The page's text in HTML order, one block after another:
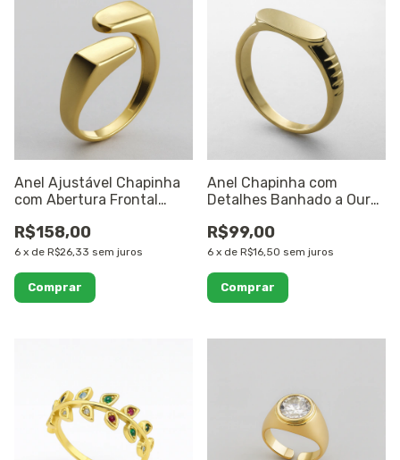
Anel Ajustável Chapinha
com Abertura Frontal
R$158,00
6 x de R$26,33 sem juros
Anel Chapinha com
Detalhes Banhado a Ouro
R$99,00
6 x de R$16,50 sem juros
Comprar